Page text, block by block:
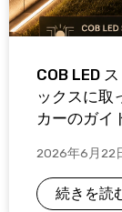
COB LED
ックスに取
カーのガイ
2026年6月22
続きを読